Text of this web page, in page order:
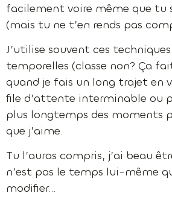
facilement voire même que tu
(mais tu ne t’en rends pas
J’utilise souvent ces
temporelles (classe non? Ça
quand je fais un long trajet en
file d’attente interminable ou
plus longtemps des moments
que j’aime.
Tu l’auras compris, j’ai beau
n’est pas le temps lui-même
modifier…